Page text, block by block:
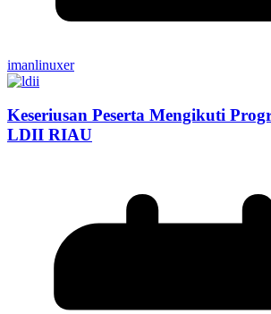
imanlinuxer
Keseriusan Peserta Mengikuti
LDII RIAU